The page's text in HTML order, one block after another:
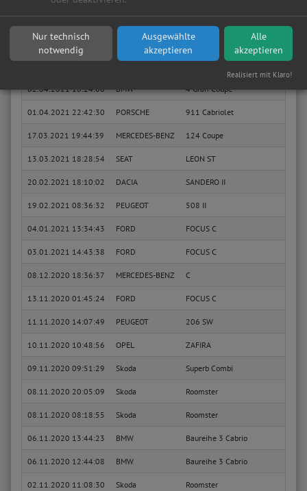
11.05.2021 16:33:49 SEAT IBIZA IV SC 1.2
Sie suchen in Erftstadt eine günstige Werkstatt?Anfrage jetzt stellen
02.04.2021 18:24:00 BMW 4 Gran Coupe 440 i
01.04.2021 22:42:30 PORSCHE 911 Cabriolet
17.03.2021 19:44:39 MERCEDES-BENZ 124 Coupe
13.03.2021 18:28:54 SEAT LEON ST
20.02.2021 18:10:02 DACIA SANDERO II
19.02.2021 08:36:32 PEUGEOT 508 II
04.01.2021 13:34:43 FORD FOCUS C
03.01.2021 14:43:38 FORD FOCUS C
08.12.2020 18:36:37 MERCEDES-BENZ C
13.11.2020 01:45:24 FORD FOCUS C
11.11.2020 14:07:49 PEUGEOT 206 SW
10.11.2020 10:48:56 OPEL ZAFIRA
09.11.2020 09:51:29 Skoda Superb Combi
08.11.2020 20:05:09 Skoda Roomster
08.11.2020 08:18:55 Skoda Roomster
06.11.2020 13:44:23 BMW Baureihe 3 Cabrio
06.11.2020 12:44:08 BMW Baureihe 3 Cabrio
02.11.2020 11:08:30 Skoda Roomster
Nur technisch
notwendig
Ausgewählte
akzeptieren
Alle
akzeptieren
Realisiert mit Klaro!